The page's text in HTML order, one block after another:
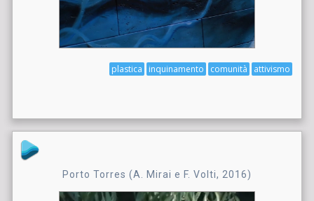
attivismo
comunità
inquinamento
plastica
Porto Torres (A. Mirai e F. Volti, 2016)